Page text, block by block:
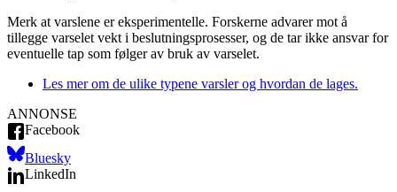
Merk at varslene er eksperimentelle. Forskerne advarer mot å
tillegge varselet vekt i beslutningsprosesser, og de tar ikke ansvar for
eventuelle tap som følger av bruk av varselet.
Les mer om de ulike typene varsler og hvordan de lages.
ANNONSE
Facebook
Bluesky
LinkedIn